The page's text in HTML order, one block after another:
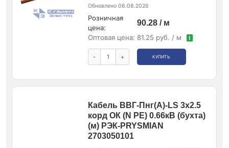
Обновлено 06.08.2026
Розничная
цена:
90.28 / м
Оптовая цена: 81.25 руб. / м !
- + КУПИТЬ
Кабель ВВГ-Пнг(А)-LS 3х2.5
корд ОК (N PE) 0.66кВ (бухта)
(м) РЭК-PRYSMIAN
2703050101